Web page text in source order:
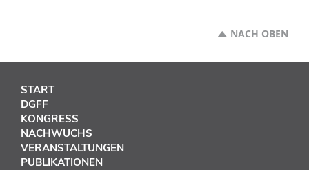
NACH OBEN
START
DGFF
KONGRESS
NACHWUCHS
VERANSTALTUNGEN
PUBLIKATIONEN